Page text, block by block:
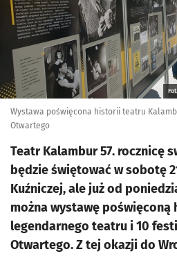
Wystawa poświęcona historii teatru
Otwartego
Teatr Kalambur 57. rocznicę
będzie świętować w sobotę
Kuźniczej, ale już od
można wystawę
legendarnego teatru i 10
Otwartego. Z tej okazji do